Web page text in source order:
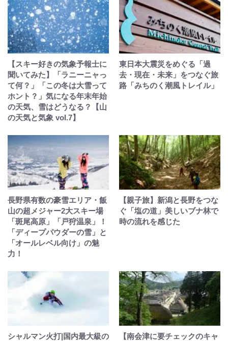
【スキー好きの気象予報士に
聞いてみた】「ラニーニャっ
て何？」「この冬は大雪って
ホント？」気になる年末年始
の天気、雪はどうなる？【山
の天気と気象 vol.7】
東日本大震災をめぐる「過
去・現在・未来」をつなぐ旅
路「みちのく潮風トレイル」
長野県有数の豪雪エリア・飯
山の超メジャー2大スキー場
「斑尾高原」「戸狩温泉」！
「ディープパウダーの雪」と
「オールレベル向け」の魅
力！
【親子旅】新潟と長野をつな
ぐ「塩の道」美しいブナ林で
時の流れを感じた
シャルマン火打|国内最大級の
【南会津に要チェックのキャ